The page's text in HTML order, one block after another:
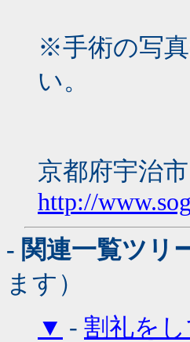
※手術の写
い。
京都府宇治
http://
- 関連一覧ツリ
ます）
▼ - 割礼を